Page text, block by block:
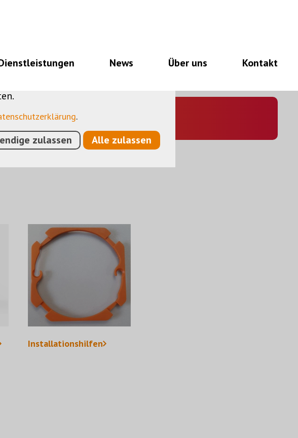
News Über uns Kontakt
Installationshilfen
Einige sind notwendig für den
mehr Funktionalitäten, und noch
Sie sind also eine Hilfe, unsere
.
zulassen Alle zulassen